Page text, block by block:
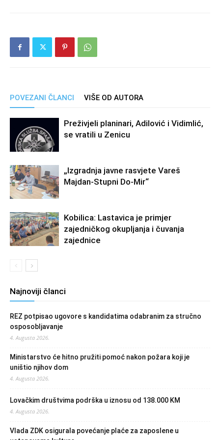
POVEZANI ČLANCI VIŠE OD AUTORA
Preživjeli planinari, Adilović i Vidimlić,
se vratili u Zenicu
„Izgradnja javne rasvjete Vareš
Majdan-Stupni Do-Mir“
Kobilica: Lastavica je primjer
zajedničkog okupljanja i čuvanja
zajednice
Najnoviji članci
REZ potpisao ugovore s kandidatima odabranim za stručno
osposobljavanje
4. Augusta 2026.
Ministarstvo će hitno pružiti pomoć nakon požara koji je
uništio njihov dom
4. Augusta 2026.
Lovačkim društvima podrška u iznosu od 138.000 KM
4. Augusta 2026.
Vlada ZDK osigurala povećanje plaće za zaposlene u